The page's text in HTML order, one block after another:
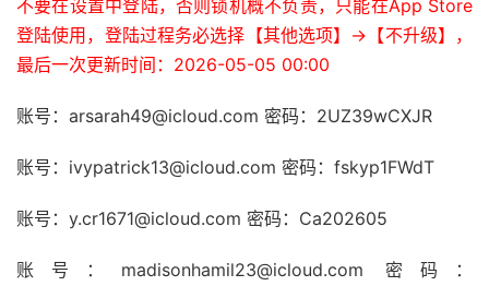
不要在设置中登陆，否则锁机概不负责，只能在App Store
登陆使用，登陆过程务必选择【其他选项】->【不升级】，
最后一次更新时间：2026-05-05 00:00
账号： arsarah49@icloud.com 密码：2UZ39wCXJR
账号： ivypatrick13@icloud.com 密码：fskyp1FWdT
账号： y.cr1671@icloud.com 密码：Ca202605
账号： madisonhamil23@icloud.com 密码：